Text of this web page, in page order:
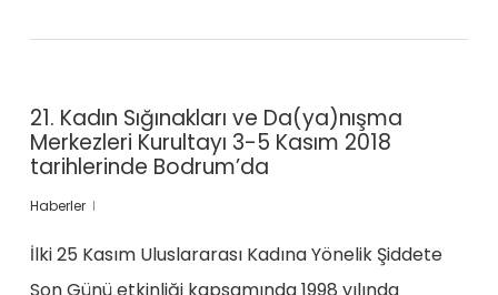
21. Kadın Sığınakları ve Da(ya)nışma
Merkezleri Kurultayı 3-5 Kasım 2018
tarihlerinde Bodrum’da
Haberler
İlki 25 Kasım Uluslararası Kadına Yönelik Şiddete